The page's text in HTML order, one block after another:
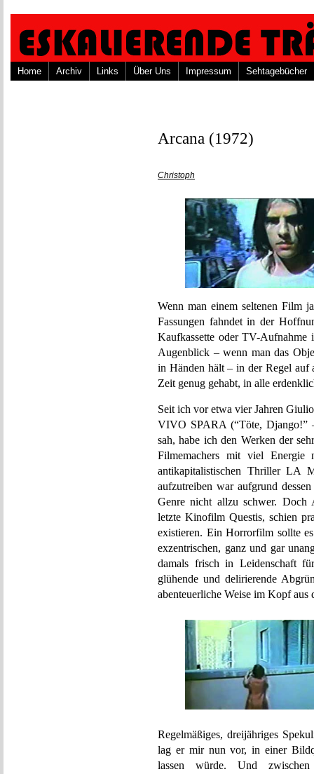
Home Archiv Links Über Uns Impressum Sehtagebücher
Arcana (1972)
Christoph
Wenn man einem seltenen Film
Fassungen fahndet in der
Kaufkassette oder TV-Aufnahme
Augenblick – wenn man das
in Händen hält – in der Regel auf
Zeit genug gehabt, in alle
Seit ich vor etwa vier Jahren
VIVO SPARA (“Töte, Django!”
sah, habe ich den Werken der
Filmemachers mit viel Energie
antikapitalistischen Thriller LA
aufzutreiben war aufgrund
Genre nicht allzu schwer.
letzte Kinofilm Questis, schien
existieren. Ein Horrorfilm sollte
exzentrischen, ganz und gar
damals frisch in Leidenschaft
glühende und delirierende
abenteuerliche Weise im Kopf aus
Regelmäßiges, dreijähriges
lag er mir nun vor, in einer
lassen würde. Und zwischen